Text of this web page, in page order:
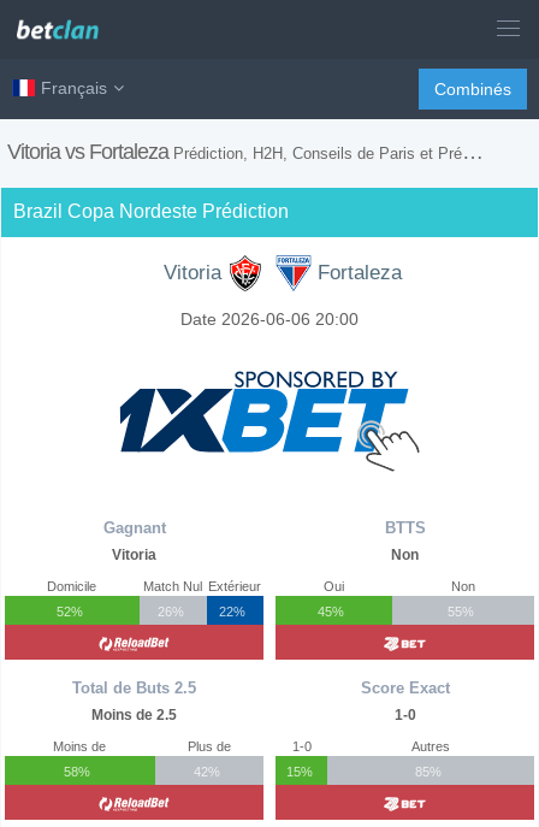
Français Combinés
Vitoria vs Fortaleza Prédiction, H2H, Conseils de Paris et Prévision du Match
Brazil Copa Nordeste Prédiction
Vitoria Fortaleza
Date 2026-06-06 20:00
Gagnant
Vitoria
Domicile
52%
Match Nul
26%
Extérieur
22%
Total de Buts 2.5
Moins de 2.5
Moins de
58%
Plus de
42%
BTTS
Non
Oui
45%
Non
55%
Score Exact
1-0
1-0
15%
Autres
85%